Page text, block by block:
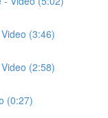
(3:46)
(2:58)
(0:27)